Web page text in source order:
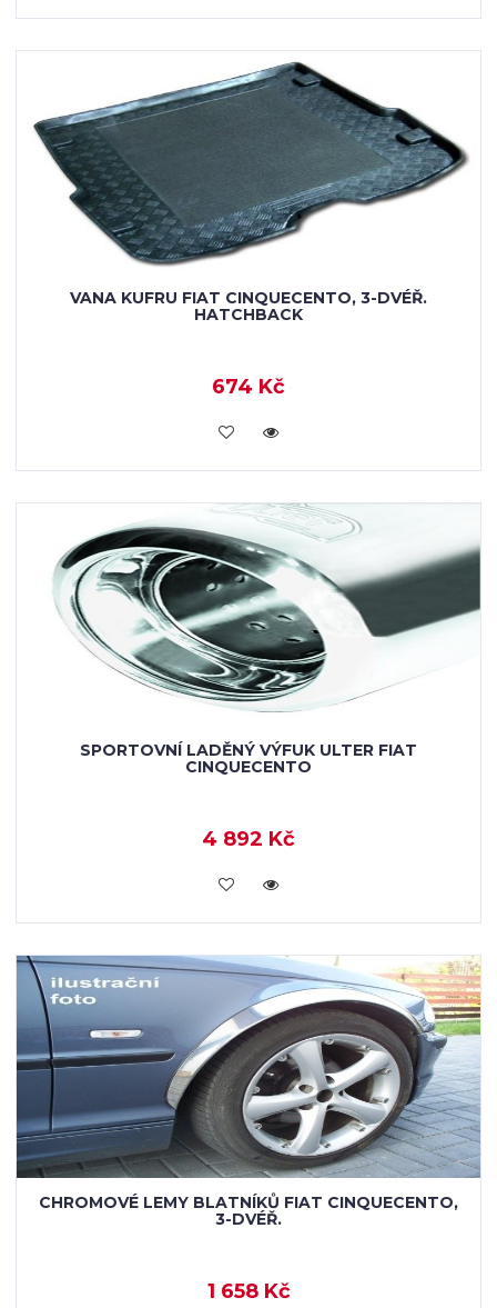
VANA KUFRU FIAT CINQUECENTO, 3-DVÉŘ.
HATCHBACK
674 Kč
KOUPIT
SPORTOVNÍ LADĚNÝ VÝFUK ULTER FIAT
CINQUECENTO
4 892 Kč
KOUPIT
CHROMOVÉ LEMY BLATNÍKŮ FIAT CINQUECENTO,
3-DVÉŘ.
1 658 Kč